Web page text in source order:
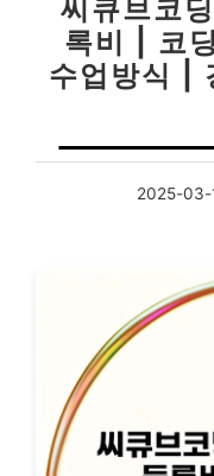
씨큐브코
록비 | 코
수업방식 |
2025-03-